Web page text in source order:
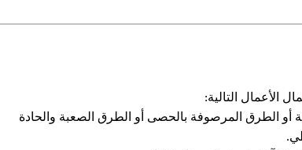
الأعمال التالية:
أو الطرق المرصوفة بالحصى أو الطرق الصعبة والحادة